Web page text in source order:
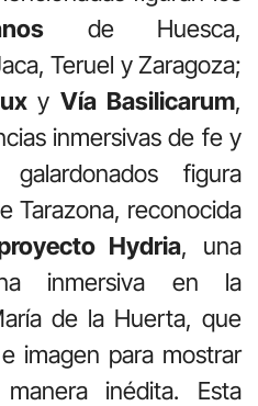
de Huesca,
Teruel y Zaragoza;
yVía Basilicarum,
inmersivas de fe y
figura
Tarazona, reconocida
Hydria, una
inmersiva en la
de la Huerta, que
imagen para mostrar
inédita. Esta